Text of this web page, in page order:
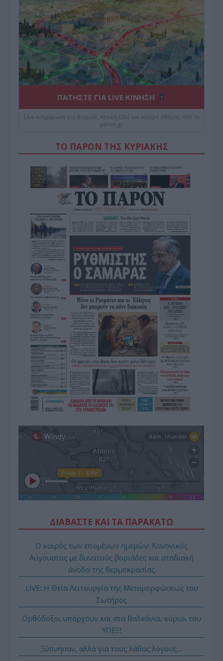
ΠΑΤΗΣΤΕ ΓΙΑ LIVE ΚΙΝΗΣΗ
Live ενημέρωση για Κηφισό, Αττική Οδό και κέντρο Αθήνας από το
paron.gr
ΤΟ ΠΑΡΟΝ ΤΗΣ ΚΥΡΙΑΚΗΣ
ΔΙΑΒΑΣΤΕ ΚΑΙ ΤΑ ΠΑΡΑΚΑΤΩ
Ο καιρός των επομένων ημερών: Κανονικός
Αύγουστος με δυνατούς βοριάδες και σταδιακή
άνοδο της θερμοκρασίας
LIVE: Η Θεία Λειτουργία της Μεταμορφώσεως του
Σωτήρος
Ορθόδοξοι υπάρχουν και στα Βαλκάνια, κύριοι του
ΥΠΕΞ!
Ξύπνησαν, αλλά για τους λάθος λόγους…